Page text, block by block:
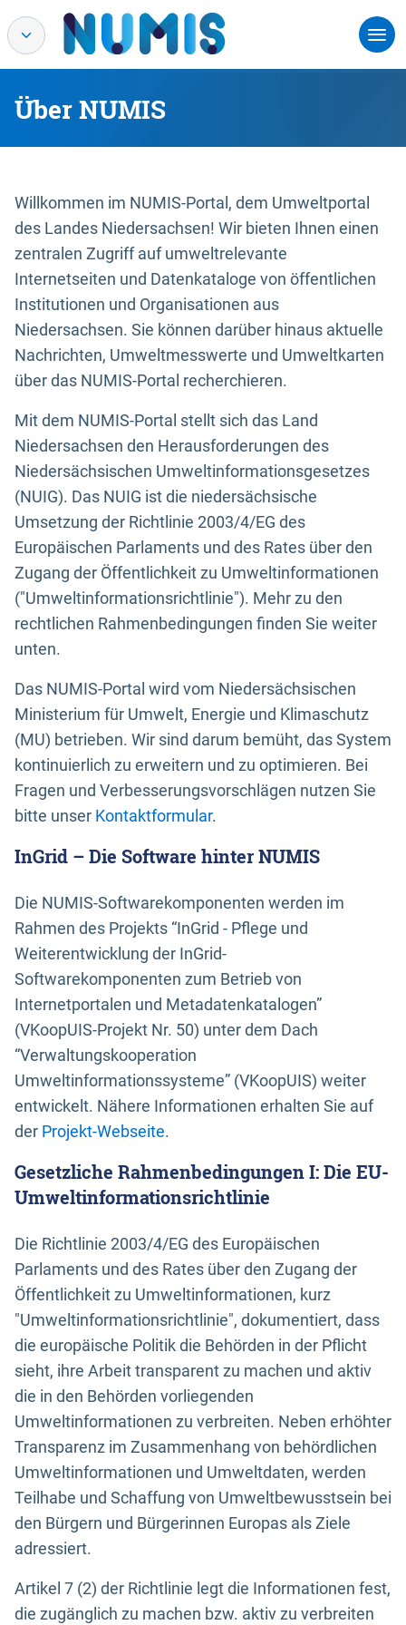
Über NUMIS
Willkommen im NUMIS-Portal, dem Umweltportal
des Landes Niedersachsen! Wir bieten Ihnen einen
zentralen Zugriff auf umweltrelevante
Internetseiten und Datenkataloge von öffentlichen
Institutionen und Organisationen aus
Niedersachsen. Sie können darüber hinaus aktuelle
Nachrichten, Umweltmesswerte und Umweltkarten
über das NUMIS-Portal recherchieren.
Mit dem NUMIS-Portal stellt sich das Land
Niedersachsen den Herausforderungen des
Niedersächsischen Umweltinformationsgesetzes
(NUIG). Das NUIG ist die niedersächsische
Umsetzung der Richtlinie 2003/4/EG des
Europäischen Parlaments und des Rates über den
Zugang der Öffentlichkeit zu Umweltinformationen
("Umweltinformationsrichtlinie"). Mehr zu den
rechtlichen Rahmenbedingungen finden Sie weiter
unten.
Das NUMIS-Portal wird vom Niedersächsischen
Ministerium für Umwelt, Energie und Klimaschutz
(MU) betrieben. Wir sind darum bemüht, das System
kontinuierlich zu erweitern und zu optimieren. Bei
Fragen und Verbesserungsvorschlägen nutzen Sie
bitte unser Kontaktformular.
InGrid – Die Software hinter NUMIS
Die NUMIS-Softwarekomponenten werden im
Rahmen des Projekts “InGrid - Pflege und
Weiterentwicklung der InGrid-
Softwarekomponenten zum Betrieb von
Internetportalen und Metadatenkatalogen”
(VKoopUIS-Projekt Nr. 50) unter dem Dach
“Verwaltungskooperation
Umweltinformationssysteme” (VKoopUIS) weiter
entwickelt. Nähere Informationen erhalten Sie auf
der Projekt-Webseite.
Gesetzliche Rahmenbedingungen I: Die EU-
Umweltinformationsrichtlinie
Die Richtlinie 2003/4/EG des Europäischen
Parlaments und des Rates über den Zugang der
Öffentlichkeit zu Umweltinformationen, kurz
"Umweltinformationsrichtlinie", dokumentiert, dass
die europäische Politik die Behörden in der Pflicht
sieht, ihre Arbeit transparent zu machen und aktiv
die in den Behörden vorliegenden
Umweltinformationen zu verbreiten. Neben erhöhter
Transparenz im Zusammenhang von behördlichen
Umweltinformationen und Umweltdaten, werden
Teilhabe und Schaffung von Umweltbewusstsein bei
den Bürgern und Bürgerinnen Europas als Ziele
adressiert.
Artikel 7 (2) der Richtlinie legt die Informationen fest,
die zugänglich zu machen bzw. aktiv zu verbreiten